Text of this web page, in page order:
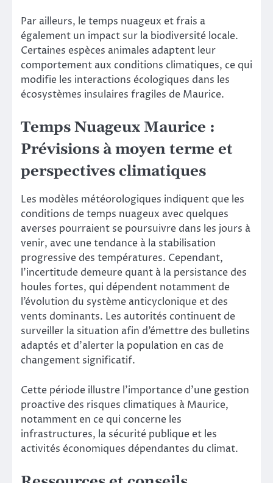
Par ailleurs, le temps nuageux et frais a
également un impact sur la biodiversité locale.
Certaines espèces animales adaptent leur
comportement aux conditions climatiques, ce qui
modifie les interactions écologiques dans les
écosystèmes insulaires fragiles de Maurice.
Temps Nuageux Maurice :
Prévisions à moyen terme et
perspectives climatiques
Les modèles météorologiques indiquent que les
conditions de temps nuageux avec quelques
averses pourraient se poursuivre dans les jours à
venir, avec une tendance à la stabilisation
progressive des températures. Cependant,
l’incertitude demeure quant à la persistance des
houles fortes, qui dépendent notamment de
l’évolution du système anticyclonique et des
vents dominants. Les autorités continuent de
surveiller la situation afin d’émettre des bulletins
adaptés et d’alerter la population en cas de
changement significatif.
Cette période illustre l’importance d’une gestion
proactive des risques climatiques à Maurice,
notamment en ce qui concerne les
infrastructures, la sécurité publique et les
activités économiques dépendantes du climat.